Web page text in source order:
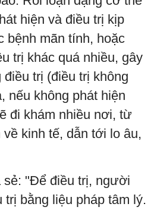
hiện và điều trị kịp
bệnh mãn tính, hoặc
trị khác quá nhiều, gây
trị (điều trị không
nếu không phát hiện
đi khám nhiều nơi, từ
kinh tế, dẫn tới lo âu,
sẻ: "Để điều trị, người
trị bằng liệu pháp tâm lý.